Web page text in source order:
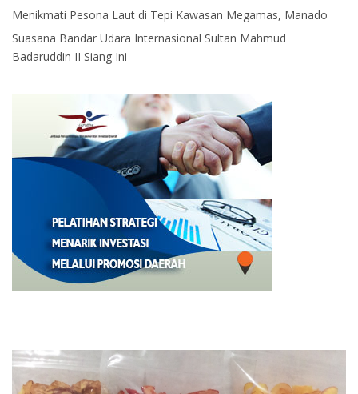
Menikmati Pesona Laut di Tepi Kawasan Megamas, Manado
Suasana Bandar Udara Internasional Sultan Mahmud
Badaruddin II Siang Ini